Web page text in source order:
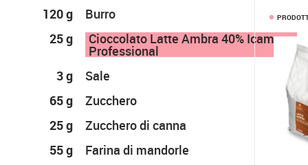
120 g
Burro
25 g
Cioccolato Latte Ambra 40% Icam
Professional
3 g
Sale
65 g
Zucchero
25 g
Zucchero di canna
55 g
Farina di mandorle
lens